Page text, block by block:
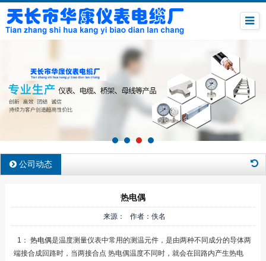
公司动态
热电偶
来源： 作者：佚名
1： 热电偶是温度测量仪表中常用的测温元件，是由两种不同成分的导体两
端接合成回路时，当两接合点 热电偶温度不同时，就会在回路内产生热电